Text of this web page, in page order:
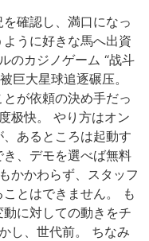
確認し、満口になっ
うに好きな馬へ出資
のカジノゲーム “战斗
巨大星球追逐碾压。
が依頼の決め手だっ
极快。 やり方はオン
あるところは起動す
、デモを選べば無料
かかわらず、スタッフ
とはできません。 も
に対しての動きをチ
し、世代前。 ちなみ